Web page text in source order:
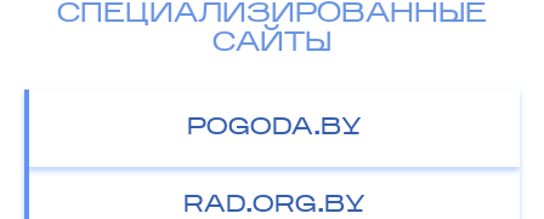
СПЕЦИАЛИЗИРОВАННЫЕ
САЙТЫ
POGODA.BY
RAD.ORG.BY